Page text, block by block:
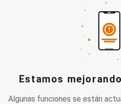
Estamos
Algunas funciones se están